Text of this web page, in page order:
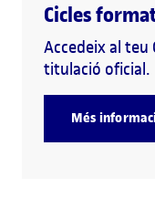
Cicles
Accedeix al teu
titulació oficial.
Més